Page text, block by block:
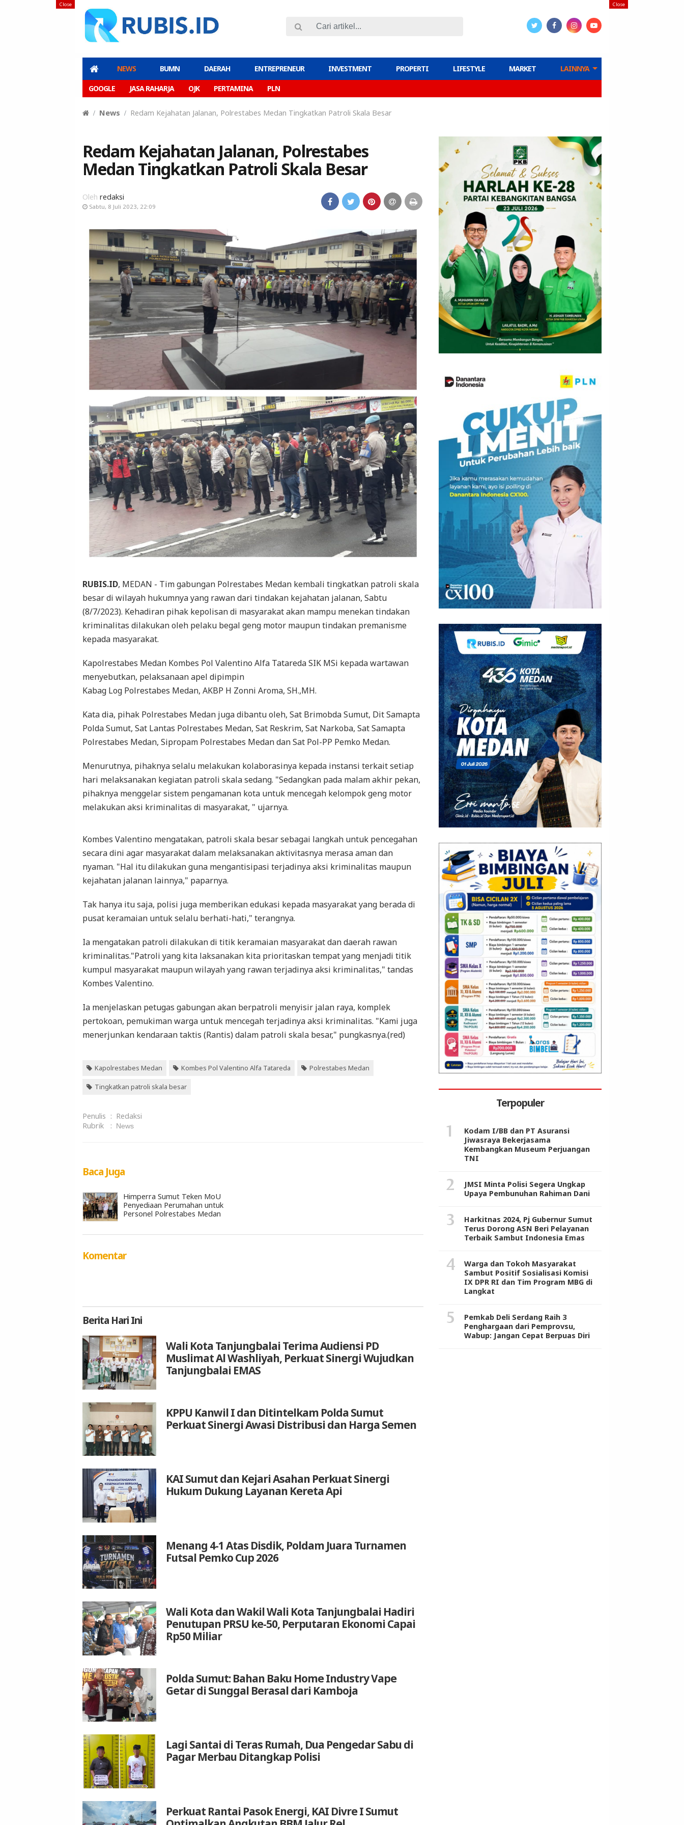
NEWS BUMN DAERAH ENTREPRENEUR INVESTMENT PROPERTI LIFESTYLE MARKET LAINNYA
GOOGLE JASA RAHARJA OJK PERTAMINA PLN
Close
Close
News Redam Kejahatan Jalanan, Polrestabes Medan Tingkatkan Patroli Skala Besar
Redam Kejahatan Jalanan, Polrestabes
Medan Tingkatkan Patroli Skala Besar
Oleh redaksi
Sabtu, 8 Juli 2023, 22:09
RUBIS.ID, MEDAN - Tim gabungan Polrestabes Medan kembali tingkatkan patroli skala
besar di wilayah hukumnya yang rawan dari tindakan kejahatan jalanan, Sabtu
(8/7/2023). Kehadiran pihak kepolisan di masyarakat akan mampu menekan tindakan
kriminalitas dilakukan oleh pelaku begal geng motor maupun tindakan premanisme
kepada masyarakat.
Kapolrestabes Medan Kombes Pol Valentino Alfa Tatareda SIK MSi kepada wartawan
menyebutkan, pelaksanaan apel dipimpin
Kabag Log Polrestabes Medan, AKBP H Zonni Aroma, SH.,MH.
Kata dia, pihak Polrestabes Medan juga dibantu oleh, Sat Brimobda Sumut, Dit Samapta
Polda Sumut, Sat Lantas Polrestabes Medan, Sat Reskrim, Sat Narkoba, Sat Samapta
Polrestabes Medan, Sipropam Polrestabes Medan dan Sat Pol-PP Pemko Medan.
Menurutnya, pihaknya selalu melakukan kolaborasinya kepada instansi terkait setiap
hari melaksanakan kegiatan patroli skala sedang. "Sedangkan pada malam akhir pekan,
pihaknya menggelar sistem pengamanan kota untuk mencegah kelompok geng motor
melakukan aksi kriminalitas di masyarakat, " ujarnya.
Kombes Valentino mengatakan, patroli skala besar sebagai langkah untuk pencegahan
secara dini agar masyarakat dalam melaksanakan aktivitasnya merasa aman dan
nyaman. "Hal itu dilakukan guna mengantisipasi terjadinya aksi kriminalitas maupun
kejahatan jalanan lainnya," paparnya.
Tak hanya itu saja, polisi juga memberikan edukasi kepada masyarakat yang berada di
pusat keramaian untuk selalu berhati-hati," terangnya.
Ia mengatakan patroli dilakukan di titik keramaian masyarakat dan daerah rawan
kriminalitas."Patroli yang kita laksanakan kita prioritaskan tempat yang menjadi titik
kumpul masyarakat maupun wilayah yang rawan terjadinya aksi kriminalitas," tandas
Kombes Valentino.
Ia menjelaskan petugas gabungan akan berpatroli menyisir jalan raya, komplek
pertokoan, pemukiman warga untuk mencegah terjadinya aksi kriminalitas. "Kami juga
menerjunkan kendaraan taktis (Rantis) dalam patroli skala besar," pungkasnya.(red)
Kapolrestabes Medan Kombes Pol Valentino Alfa Tatareda Polrestabes Medan
Tingkatkan patroli skala besar
Penulis : Redaksi
Rubrik
: News
Baca Juga
Himperra Sumut Teken MoU
Penyediaan Perumahan untuk
Personel Polrestabes Medan
Komentar
Berita Hari Ini
Wali Kota Tanjungbalai Terima Audiensi PD
Muslimat Al Washliyah, Perkuat Sinergi Wujudkan
Tanjungbalai EMAS
KPPU Kanwil I dan Ditintelkam Polda Sumut
Perkuat Sinergi Awasi Distribusi dan Harga Semen
KAI Sumut dan Kejari Asahan Perkuat Sinergi
Hukum Dukung Layanan Kereta Api
Menang 4-1 Atas Disdik, Poldam Juara Turnamen
Futsal Pemko Cup 2026
Wali Kota dan Wakil Wali Kota Tanjungbalai Hadiri
Penutupan PRSU ke-50, Perputaran Ekonomi Capai
Rp50 Miliar
Polda Sumut: Bahan Baku Home Industry Vape
Getar di Sunggal Berasal dari Kamboja
Lagi Santai di Teras Rumah, Dua Pengedar Sabu di
Pagar Merbau Ditangkap Polisi
Perkuat Rantai Pasok Energi, KAI Divre I Sumut
Terpopuler
Kodam I/BB dan PT Asuransi
Jiwasraya Bekerjasama
Kembangkan Museum Perjuangan
TNI
JMSI Minta Polisi Segera Ungkap
Upaya Pembunuhan Rahiman Dani
Harkitnas 2024, Pj Gubernur Sumut
Terus Dorong ASN Beri Pelayanan
Terbaik Sambut Indonesia Emas
Warga dan Tokoh Masyarakat
Sambut Positif Sosialisasi Komisi
IX DPR RI dan Tim Program MBG di
Langkat
Pemkab Deli Serdang Raih 3
Penghargaan dari Pemprovsu,
Wabup: Jangan Cepat Berpuas Diri